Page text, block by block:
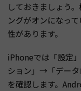
しておきましょう
ングがオンになっ
性があります。
iPhoneでは「設定
ション」→「データ
を確認します。